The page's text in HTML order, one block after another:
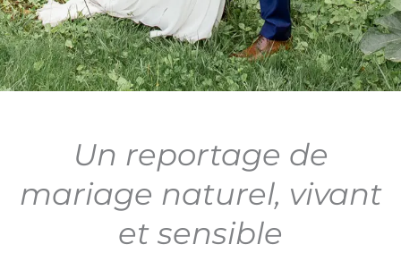
Un reportage de
mariage naturel, vivant
et sensible